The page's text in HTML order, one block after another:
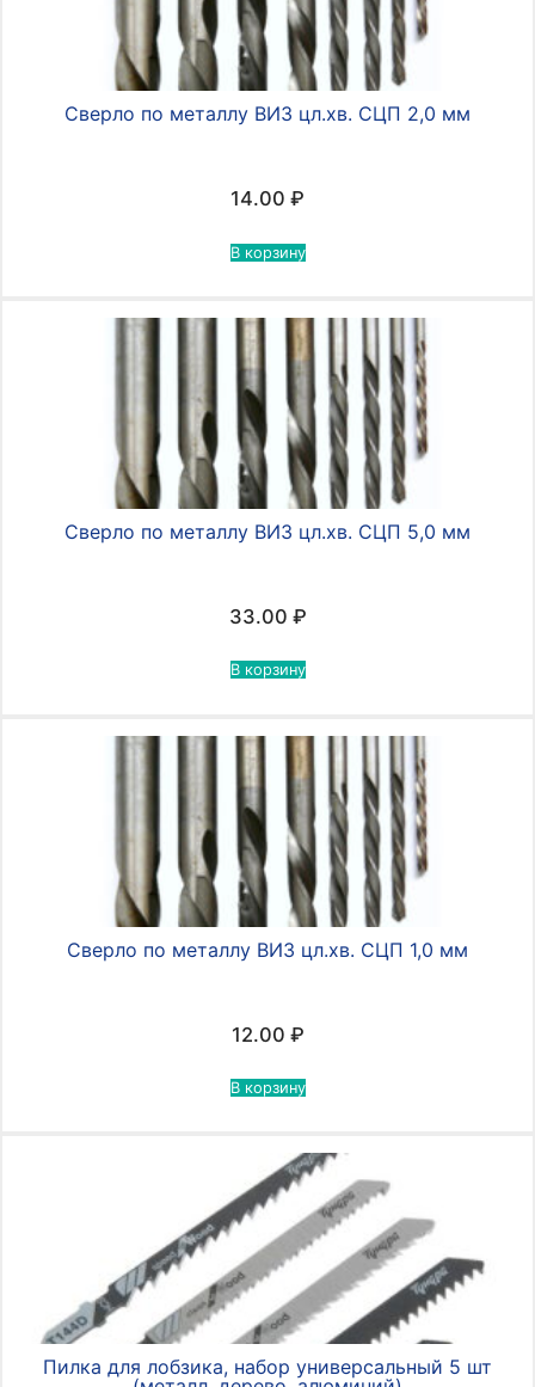
Сверло по металлу ВИЗ цл.хв. СЦП 2,0 мм
14.00 ₽
В корзину
Сверло по металлу ВИЗ цл.хв. СЦП 5,0 мм
33.00 ₽
В корзину
Сверло по металлу ВИЗ цл.хв. СЦП 1,0 мм
12.00 ₽
В корзину
Пилка для лобзика, набор универсальный 5 шт